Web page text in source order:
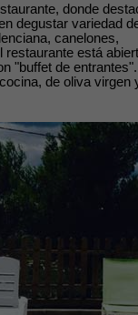
donde
degustar variedad
canelones,
está
"buffet de entrantes".
de oliva virgen